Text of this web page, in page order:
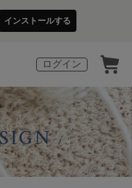
インストールする
ログイン